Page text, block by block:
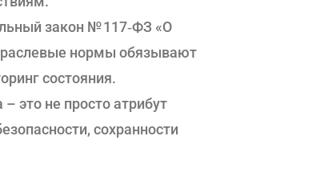
закон № 117‑ФЗ «О
нормы обязывают
состояния.
это не просто атрибут
сохранности